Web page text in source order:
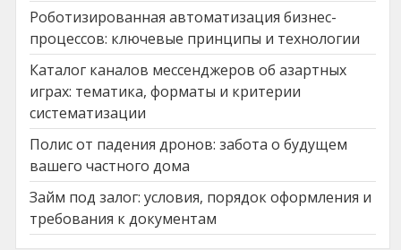
Роботизированная автоматизация бизнес-
процессов: ключевые принципы и технологии
Каталог каналов мессенджеров об азартных
играх: тематика, форматы и критерии
систематизации
Полис от падения дронов: забота о будущем
вашего частного дома
Займ под залог: условия, порядок оформления и
требования к документам